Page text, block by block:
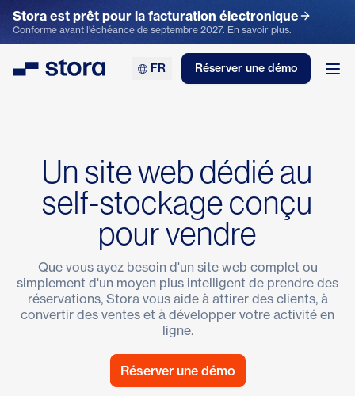
Stora est prêt pour la facturation électronique
Conforme avant l'échéance de septembre 2027. En savoir plus.
Stora FR Réserver une démo
Un site web dédié au
self-stockage conçu
pour vendre
Que vous ayez besoin d'un site web complet ou
simplement d'un moyen plus intelligent de prendre des
réservations, Stora vous aide à attirer des clients, à
convertir des ventes et à développer votre activité en
ligne.
Réserver une démo